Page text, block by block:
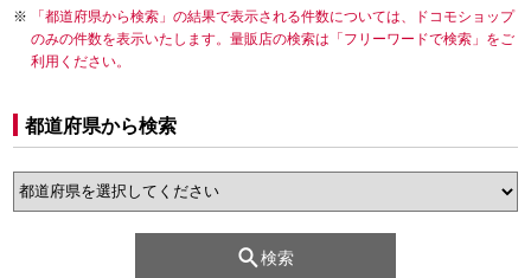
「都道府県から検索」の結果で表示される件数については、ドコモショップ
のみの件数を表示いたします。量販店の検索は「フリーワードで検索」をご
利用ください。
都道府県から検索
検索